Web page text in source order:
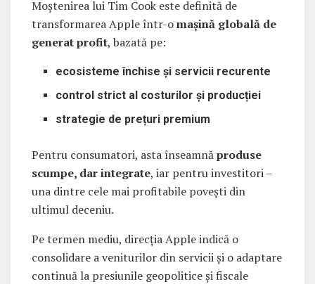
Moștenirea lui Tim Cook este definită de
transformarea Apple într-omașină globală de
generat profit, bazată pe:
ecosisteme închise și servicii recurente
control strict al costurilor și producției
strategie de prețuri premium
Pentru consumatori, asta înseamnăproduse
scumpe, dar integrate, iar pentru investitori –
una dintre cele mai profitabile povești din
ultimul deceniu.
Pe termen mediu, direcția Apple indică o
consolidare a veniturilor din servicii și o adaptare
continuă la presiunile geopolitice și fiscale